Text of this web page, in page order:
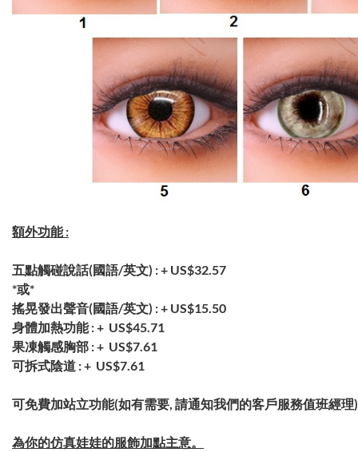
額外功能 :
五點觸碰說話(國語/英文) : + US$32.57
*或*
搖晃發出聲音(國語/英文) : + US$15.50
身體加熱功能 : + US$45.71
果凍觸感胸部 : + US$7.61
可拆式陰道 : + US$7.61
可免費加站立功能(如有需要, 請通知我們的客戶服務值班經理)
為你的仿真娃娃的服飾加點主意。